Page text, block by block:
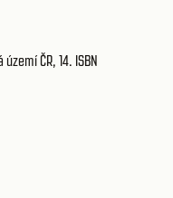
ČR, 14. ISBN